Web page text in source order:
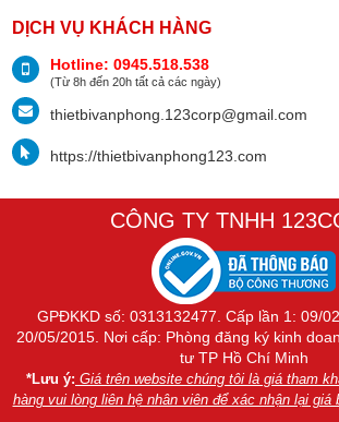
DỊCH VỤ KHÁCH HÀNG
Hotline: 0945.518.538
(Từ 8h đến 20h tất cả các ngày)
thietbivanphong.123corp@gmail.com
https://thietbivanphong123.com
CÔNG TY TNHH
GPĐKKD số: 0313132477. Cấp lần 1: 09/
20/05/2015. Nơi cấp: Phòng đăng ký kinh
tư TP Hồ Chí Minh
*Lưu ý: Giá trên website chúng tôi là giá tham
hàng vui lòng liên hệ nhân viên để xác nhận lại giá